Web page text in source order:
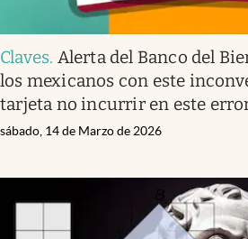
Claves. Alerta del Banco del
los mexicanos con este
tarjeta no incurrir en este
sábado, 14 de Marzo de 2026